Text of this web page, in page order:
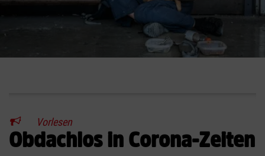
Vorlesen
Obdachlos in Corona-Zeiten